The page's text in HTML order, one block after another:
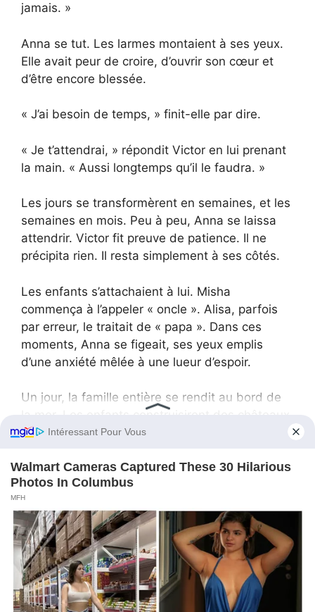
jamais. »
Anna se tut. Les larmes montaient à ses yeux.
Elle avait peur de croire, d’ouvrir son cœur et
d’être encore blessée.
« J’ai besoin de temps, » finit-elle par dire.
« Je t’attendrai, » répondit Victor en lui prenant
la main. « Aussi longtemps qu’il le faudra. »
Les jours se transformèrent en semaines, et les
semaines en mois. Peu à peu, Anna se laissa
attendrir. Victor fit preuve de patience. Il ne
précipita rien. Il resta simplement à ses côtés.
Les enfants s’attachaient à lui. Misha
commença à l’appeler « oncle ». Alisa, parfois
par erreur, le traitait de « papa ». Dans ces
moments, Anna se figeait, ses yeux emplis
d’une anxiété mêlée à une lueur d’espoir.
Un jour, la famille entière se rendit au bord de
de sable. Victor et Anna s’assirent sous un
« Je n’ai plus peur, » dit soudainement Anna.
« Peur de quoi ? » demanda Victor, surpris.
« De te faire confiance, » répondit Anna en se
tournant vers lui. « Je vois comment tu as
changé. Comment tu prends soin de nous. Des